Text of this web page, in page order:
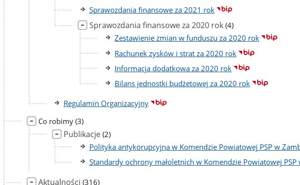
Sprawozdania finansowe za 2021 rok
Sprawozdania finansowe za 2020 rok liczba
podstron
(4)
Zestawienie zmian w funduszu za 2020 rok
Rachunek zysków i strat za 2020 rok
Informacja dodatkowa za 2020 rok
Bilans jednostki budżetowej za 2020 rok
Regulamin Organizacyjny
Co robimy liczba
podstron
(3)
Publikacje liczba
podstron
(2)
Polityka antykorupcyjna w Komendzie Powiatowej PSP w
Standardy ochrony małoletnich w Komendzie Powiatowej
Aktualności liczba
(316)